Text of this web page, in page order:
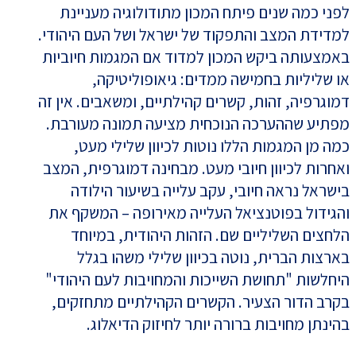
לפני כמה שנים פיתח המכון מתודולוגיה מעניינת
למדידת המצב והתפקוד של ישראל ושל העם היהודי.
באמצעותה ביקש המכון למדוד אם המגמות חיוביות
או שליליות בחמישה ממדים: גיאופוליטיקה,
דמוגרפיה, זהות, קשרים קהילתיים, ומשאבים. אין זה
מפתיע שההערכה הנוכחית מציעה תמונה מעורבת.
כמה מן המגמות הללו נוטות לכיוון שלילי מעט,
ואחרות לכיוון חיובי מעט. מבחינה דמוגרפית, המצב
בישראל נראה חיובי, עקב עלייה בשיעור הילודה
והגידול בפוטנציאל העלייה מאירופה – המשקף את
הלחצים השליליים שם. הזהות היהודית, במיוחד
בארצות הברית, נוטה בכיוון שלילי משהו בגלל
היחלשות "תחושת השייכות והמחויבות לעם היהודי"
בקרב הדור הצעיר. הקשרים הקהילתיים מתחזקים,
בהינתן מחויבות ברורה יותר לחיזוק הדיאלוג.